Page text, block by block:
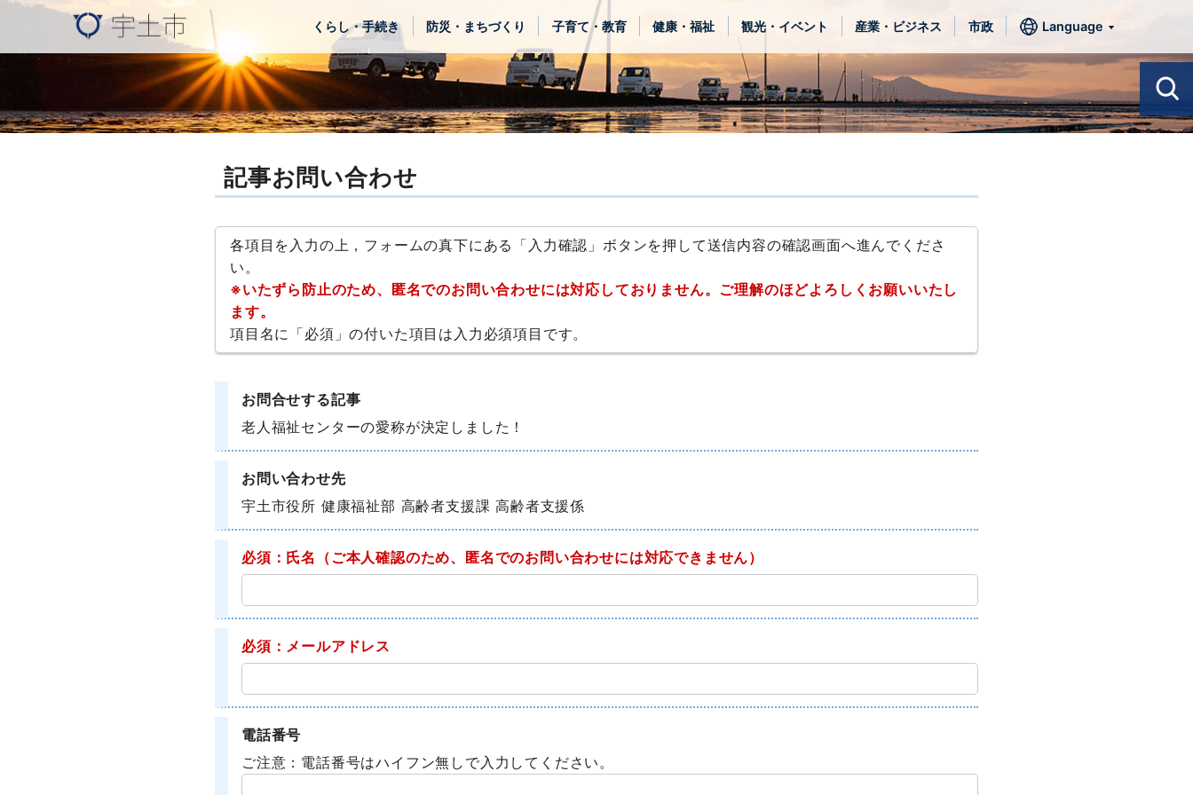
くらし・手続き 防災・まちづくり 子育て・教育 健康・福祉 観光・イベント 産業・ビジネス 市政 Language
記事お問い合わせ
各項目を入力の上，フォームの真下にある「入力確認」ボタンを押して送信内容の確認画面へ進んでくださ
い。
※いたずら防止のため、匿名でのお問い合わせには対応しておりません。ご理解のほどよろしくお願いいたし
ます。
項目名に「必須」の付いた項目は入力必須項目です。
お問合せする記事
老人福祉センターの愛称が決定しました！
お問い合わせ先
宇土市役所 健康福祉部 高齢者支援課 高齢者支援係
必須：氏名 （ご本人確認のため、匿名でのお問い合わせには対応できません）
必須：メールアドレス
電話番号
ご注意：電話番号はハイフン無しで入力してください。